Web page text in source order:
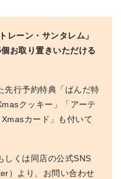
レーン・サンタレム」
お取り置きいただける
先行予約特典「ぱんだ特
クッキー」「アーテ
カード」も付いて
しくは同店の公式SNS
）より、お問い合わせ